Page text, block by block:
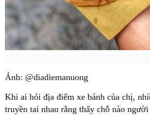
Ảnh: @diadiemanuong
Khi ai hỏi địa điểm xe bánh của chị,
truyền tai nhau rằng thấy chỗ nào